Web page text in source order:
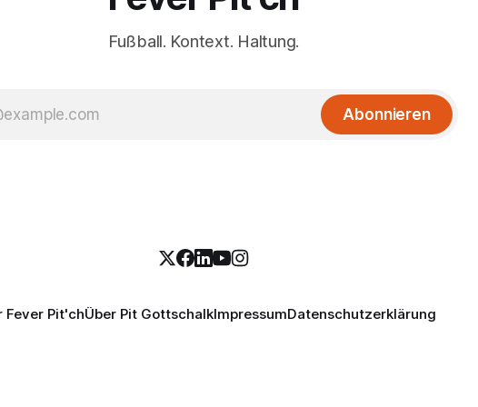
Fußball. Kontext. Haltung.
Abonnieren
Fever Pit'chÜber Pit GottschalkImpressumDatenschutzerklärung